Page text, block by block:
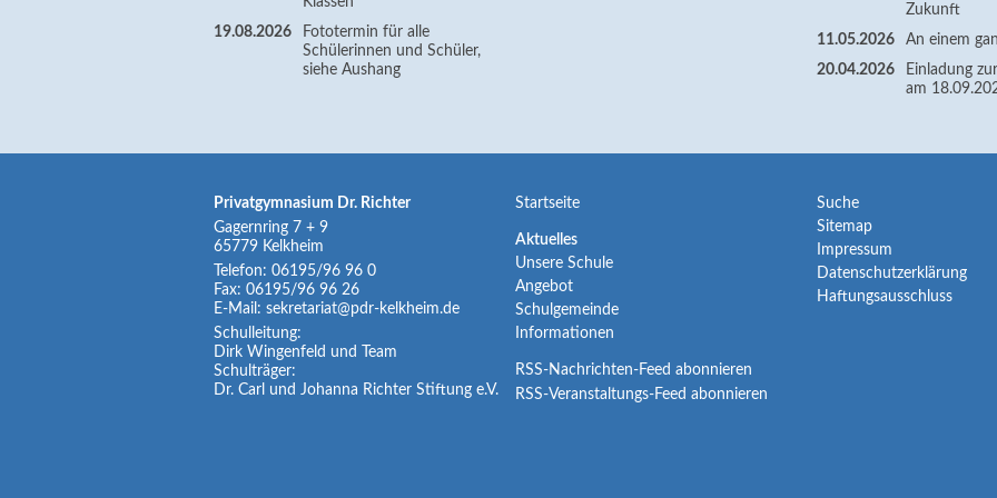
19.08.2026
Fototermin für alle
Schülerinnen und Schüler,
siehe Aushang
Zukunft
11.05.2026
An einem
20.04.2026
Einladung
am
Privatgymnasium Dr. Richter
Gagernring 7 + 9
65779 Kelkheim
Telefon: 06195/96 96 0
Fax: 06195/96 96 26
E-Mail: sekretariat@pdr-kelkheim.de
Schulleitung:
Dirk Wingenfeld und Team
Schulträger:
Dr. Carl und Johanna Richter Stiftung e.V.
Navigation
überspringen
Startseite
Navigation
überspringen
Aktuelles
Unsere Schule
Angebot
Schulgemeinde
Informationen
RSS-Nachrichten-Feed abonnieren
RSS-Veranstaltungs-Feed abonnieren
Navigation
überspringen
Suche
Sitemap
Impressum
Datenschutzerklärung
Haftungsausschluss